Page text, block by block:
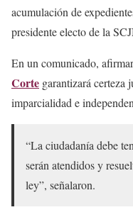
acumulación de
presidente electo de la
En un comunicado,
Corte garantizará certeza
imparcialidad e
“La ciudadanía debe
serán atendidos y
ley”, señalaron.